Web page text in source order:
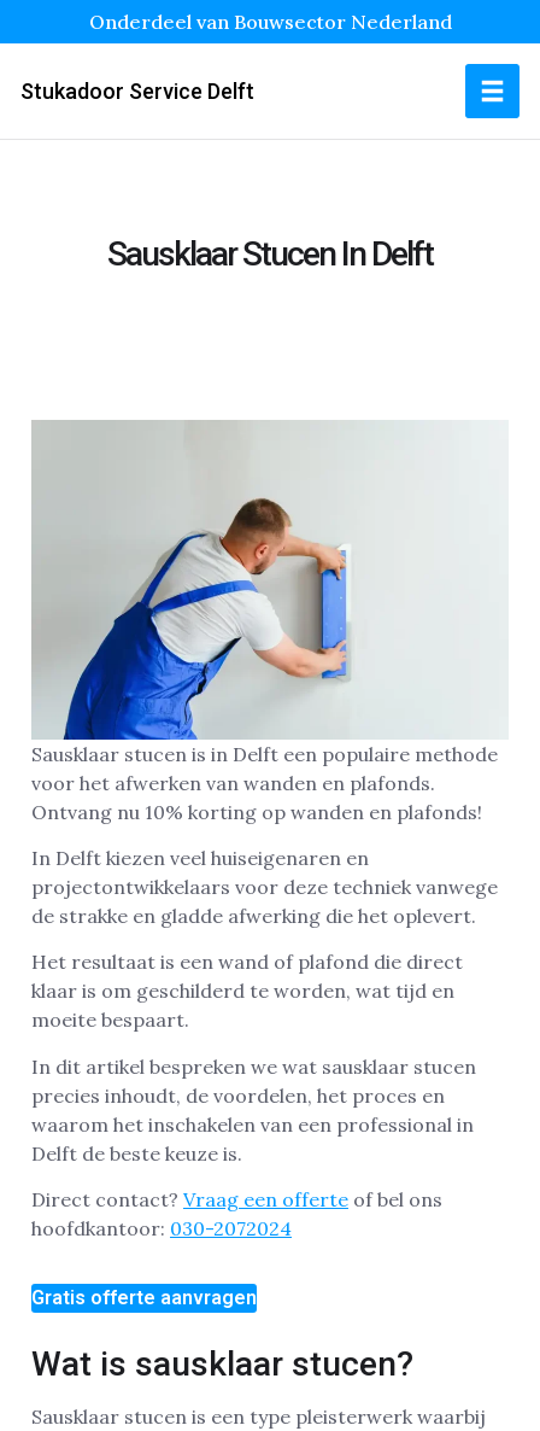
Onderdeel van Bouwsector Nederland
Stukadoor Service Delft
Sausklaar Stucen In Delft
Sausklaar stucen is in Delft een populaire methode
voor het afwerken van wanden en plafonds.
Ontvang nu 10% korting op wanden en plafonds!
In Delft kiezen veel huiseigenaren en
projectontwikkelaars voor deze techniek vanwege
de strakke en gladde afwerking die het oplevert.
Het resultaat is een wand of plafond die direct
klaar is om geschilderd te worden, wat tijd en
moeite bespaart.
In dit artikel bespreken we wat sausklaar stucen
precies inhoudt, de voordelen, het proces en
waarom het inschakelen van een professional in
Delft de beste keuze is.
Direct contact? Vraag een offerte of bel ons
hoofdkantoor: 030-2072024
Gratis offerte aanvragen
Wat is sausklaar stucen?
Sausklaar stucen is een type pleisterwerk waarbij